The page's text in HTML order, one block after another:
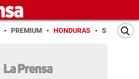
PREMIUM HONDURAS SAN PEDRO